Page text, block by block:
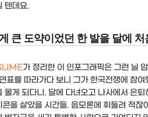
텐데요.
큰 도약이었던 한 발을 달에
가 정리한 이 인포그래픽은 그런 닐
표를 따라가다 보니 그가 한국전쟁에 참
몰게 되다니. 달에 다녀오고 나사에서 은
콘을 살았을 시간들. 음모론에 휘둘려 적